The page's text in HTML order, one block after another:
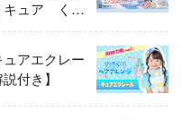
キュア くる
アエクレー
付き】